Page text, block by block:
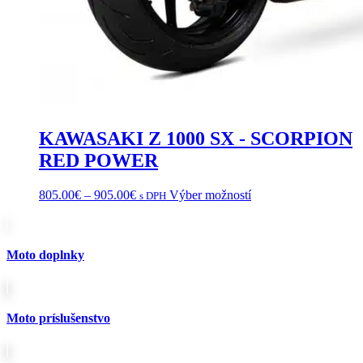
KAWASAKI Z 1000 SX - SCORPION
RED POWER
805.00€ – 905.00€Price
s DPH Výber možnostíTento
Moto doplnky
Moto príslušenstvo